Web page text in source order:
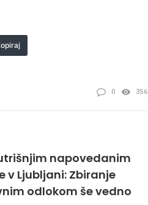
0 356
napovedanim
v Ljubljani: Zbiranje
odlokom še vedno